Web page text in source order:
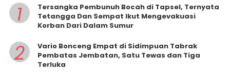
1
Tersangka Pembunuh Bocah di Tapsel, Ternyata
Tetangga Dan Sempat Ikut Mengevakuasi
Korban Dari Dalam Sumur
2
Vario Bonceng Empat di Sidimpuan Tabrak
Pembatas Jembatan, Satu Tewas dan Tiga
Terluka